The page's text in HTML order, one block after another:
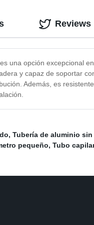
una opción excepcional
y capaz de soportar
Además, es
Reviews
, Tubería de aluminio
pequeño, Tubo